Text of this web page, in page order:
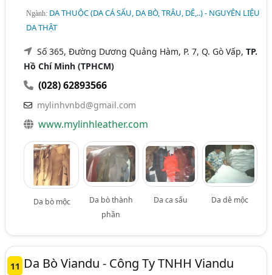
Ngành: DA THUỘC (DA CÁ SẤU, DA BÒ, TRÂU, DÊ,..) - NGUYÊN LIỆU
DA THẬT
Số 365, Đường Dương Quảng Hàm, P. 7, Q. Gò Vấp,TP.
Hồ Chí Minh (TPHCM)
(028) 62893566
mylinhvnbd@gmail.com
www.mylinhleather.com
Da bò mộc
Da bò thành
phần
Da ca sấu Da dê mộc
11 Da Bò Viandu - Công Ty TNHH Viandu